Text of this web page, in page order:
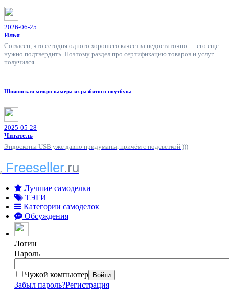
2026-06-25
Илья
Согласен, что сегодня одного хорошего качества недостаточно — его еще
нужно подтвердить. Поэтому раздел про сертификацию товаров и услуг
получился
Шпионская микро камера из разбитого ноутбука
2025-05-28
Читатель
Эндоскопы USB уже давно придуманы, причём с подсветкой )))
Freeseller.ru
Лучшие самоделки
ТЭГИ
Категории самоделок
Обсуждения
Логин
Пароль
Чужой компьютер Войти
Забыл пароль?Регистрация